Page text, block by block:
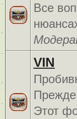
Все
VIN
Прежде
Этот